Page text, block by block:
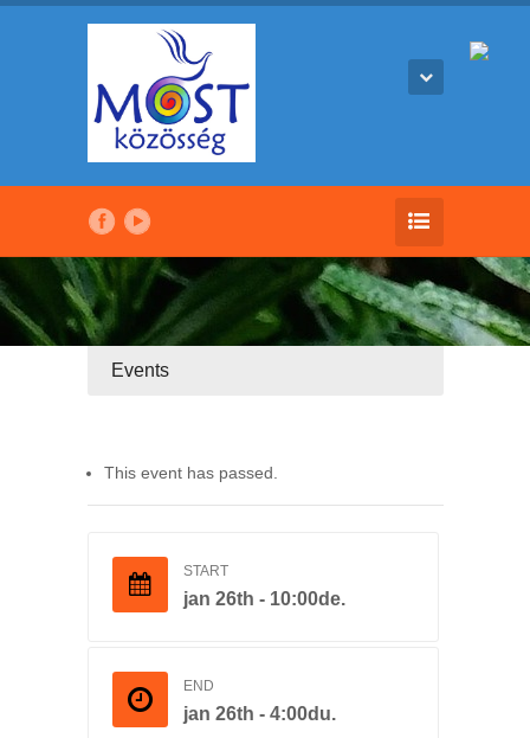
Events
This event has passed.
START
jan 26th - 10:00de.
END
jan 26th - 4:00du.